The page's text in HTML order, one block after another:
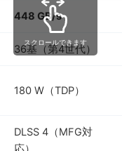
448 GB/s
36基（第4世代）
180 W（TDP）
DLSS 4（MFG対
スクロールできます